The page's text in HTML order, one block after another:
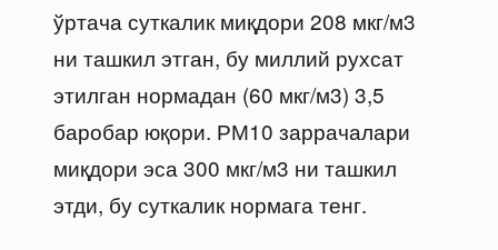
ўртача суткалик миқдори 208 мкг/м3
ни ташкил этган, бу миллий рухсат
этилган нормадан (60 мкг/м3) 3,5
баробар юқори. РМ10 заррачалари
миқдори эса 300 мкг/м3 ни ташкил
этди, бу суткалик нормага тенг.